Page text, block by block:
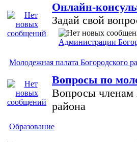
Онлайн-
Задай свой
Администрации
Молодежная палата Богородского
Вопросы по
Вопросы членам
района
Образование